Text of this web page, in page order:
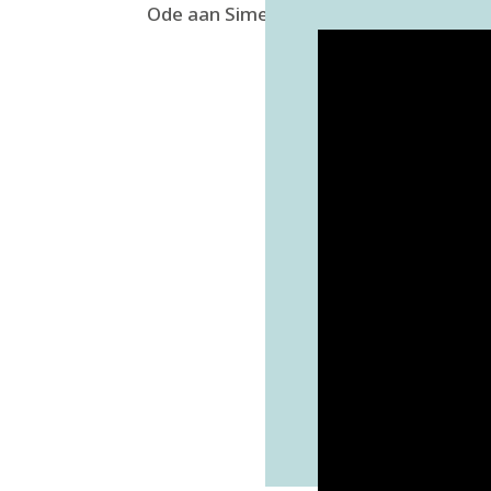
Ode aan Simeon ten Holt – film De